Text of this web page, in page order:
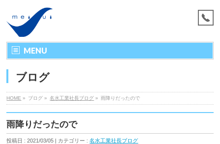
MENU
ブログ
HOME » ブログ » 名水工業社長ブログ » 雨降りだったので
雨降りだったので
投稿日 : 2021/03/05 | カテゴリー :名水工業社長ブログ